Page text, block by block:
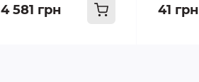
4 581 грн 41 грн